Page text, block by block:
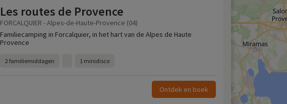
Les routes de Provence
FORCALQUIER - Alpes-de-Haute-Provence (04)
Familiecamping in Forcalquier, in het hart van de Alpes de Haute
Provence
2 familiemiddagen 1 minidisco
Ontdek en boek